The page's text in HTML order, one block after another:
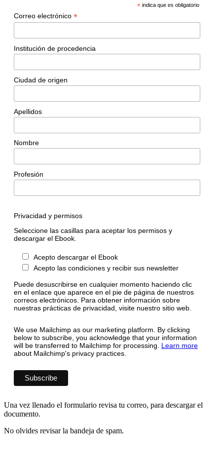
* indica que es obligatorio
Correo electrónico *
Institución de procedencia
Ciudad de origen
Apellidos
Nombre
Profesión
Privacidad y permisos
Seleccione las casillas para aceptar los permisos y
descargar el Ebook.
Acepto descargar el Ebook
Acepto las condiciones y recibir sus newsletter
Puede desuscribirse en cualquier momento haciendo clic
en el enlace que aparece en el pie de página de nuestros
correos electrónicos. Para obtener información sobre
nuestras prácticas de privacidad, visite nuestro sitio web.
We use Mailchimp as our marketing platform. By clicking
below to subscribe, you acknowledge that your information
will be transferred to Mailchimp for processing. Learn more
about Mailchimp's privacy practices.
Una vez llenado el formulario revisa tu correo, para descargar el
documento.
No olvides revisar la bandeja de spam.